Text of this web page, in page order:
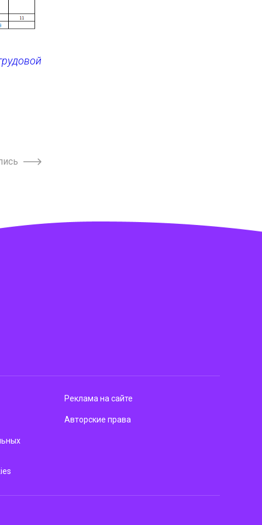
Реклама на сайте
Авторские права